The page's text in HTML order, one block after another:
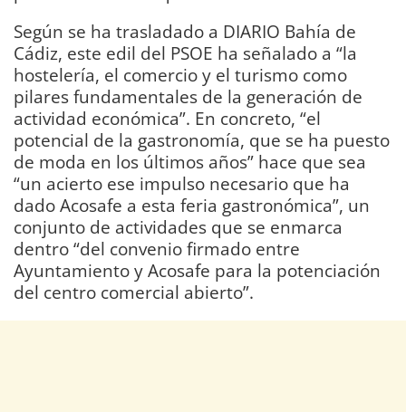
Según se ha trasladado a DIARIO Bahía de
Cádiz, este edil del PSOE ha señalado a “la
hostelería, el comercio y el turismo como
pilares fundamentales de la generación de
actividad económica”. En concreto, “el
potencial de la gastronomía, que se ha puesto
de moda en los últimos años” hace que sea
“un acierto ese impulso necesario que ha
dado Acosafe a esta feria gastronómica”, un
conjunto de actividades que se enmarca
dentro “del convenio firmado entre
Ayuntamiento y Acosafe para la potenciación
del centro comercial abierto”.